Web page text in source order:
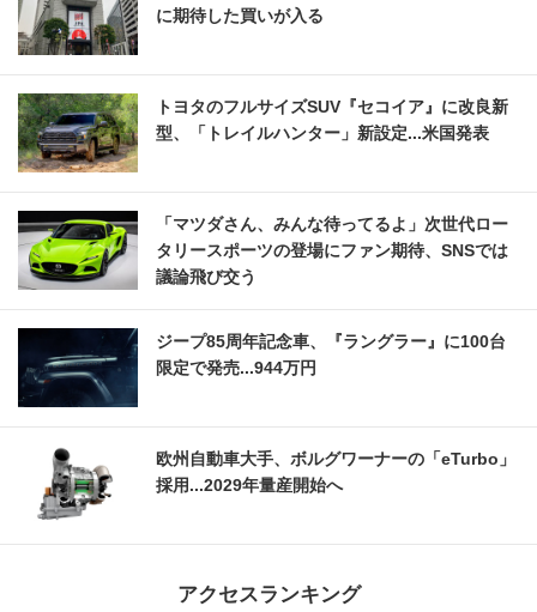
に期待した買いが入る
トヨタのフルサイズSUV『セコイア』に改良新
型、「トレイルハンター」新設定...米国発表
「マツダさん、みんな待ってるよ」次世代ロー
タリースポーツの登場にファン期待、SNSでは
議論飛び交う
ジープ85周年記念車、『ラングラー』に100台
限定で発売...944万円
欧州自動車大手、ボルグワーナーの「eTurbo」
採用...2029年量産開始へ
アクセスランキング